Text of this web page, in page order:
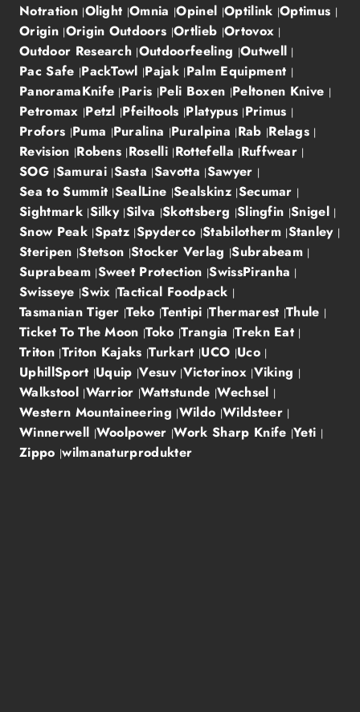
Notration Olight Omnia Opinel Optilink Optimus
Origin Origin Outdoors Ortlieb Ortovox
Outdoor Research Outdoorfeeling Outwell
Pac Safe PackTowl Pajak Palm Equipment
PanoramaKnife Paris Peli Boxen Peltonen Knive
Petromax Petzl Pfeiltools Platypus Primus
Profors Puma Puralina Puralpina Rab Relags
Revision Robens Roselli Rottefella Ruffwear
SOG Samurai Sasta Savotta Sawyer
Sea to Summit SealLine Sealskinz Secumar
Sightmark Silky Silva Skottsberg Slingfin Snigel
Snow Peak Spatz Spyderco Stabilotherm Stanley
Steripen Stetson Stocker Verlag Subrabeam
Suprabeam Sweet Protection SwissPiranha
Swisseye Swix Tactical Foodpack
Tasmanian Tiger Teko Tentipi Thermarest Thule
Ticket To The Moon Toko Trangia Trekn Eat
Triton Triton Kajaks Turkart UCO Uco
UphillSport Uquip Vesuv Victorinox Viking
Walkstool Warrior Wattstunde Wechsel
Western Mountaineering Wildo Wildsteer
Winnerwell Woolpower Work Sharp Knife Yeti
Zippo wilmanaturprodukter